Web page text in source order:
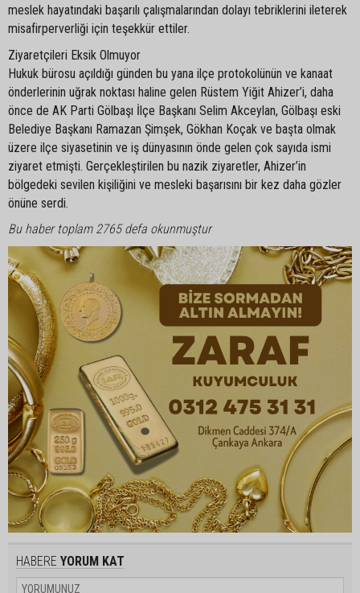
meslek hayatındaki başarılı çalışmalarından dolayı tebriklerini ileterek
misafirperverliği için teşekkür ettiler.
Ziyaretçileri Eksik Olmuyor
Hukuk bürosu açıldığı günden bu yana ilçe protokolünün ve kanaat
önderlerinin uğrak noktası haline gelen Rüstem Yiğit Ahizer’i, daha
önce de AK Parti Gölbaşı İlçe Başkanı Selim Akceylan, Gölbaşı eski
Belediye Başkanı Ramazan Şimşek, Gökhan Koçak ve başta olmak
üzere ilçe siyasetinin ve iş dünyasının önde gelen çok sayıda ismi
ziyaret etmişti. Gerçekleştirilen bu nazik ziyaretler, Ahizer’in
bölgedeki sevilen kişiliğini ve mesleki başarısını bir kez daha gözler
önüne serdi.
Bu haber toplam 2765 defa okunmuştur
HABERE YORUM KAT